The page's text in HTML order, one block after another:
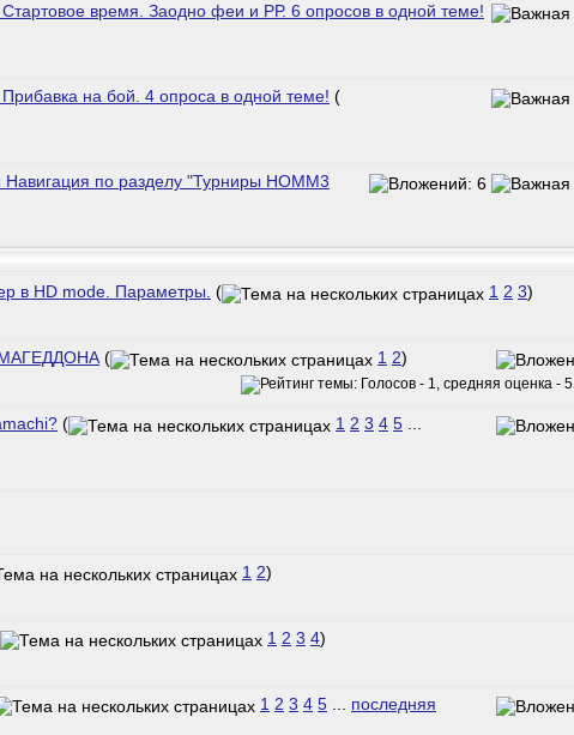
время. Заодно феи и РР. 6 опросов в одной теме!
на бой. 4 опроса в одной теме! (
по разделу "Турниры HOMM3
в HD mode. Параметры. ( 1 2 3)
( 1 2)
( 1 2 3 4 5 ...
1 2)
1 2 3 4)
1 2 3 4 5 ... последняя